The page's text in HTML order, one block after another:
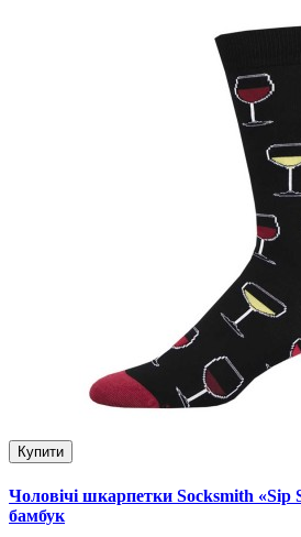
Купити
Чоловічі шкарпетки Socksmith «Sip
бамбук